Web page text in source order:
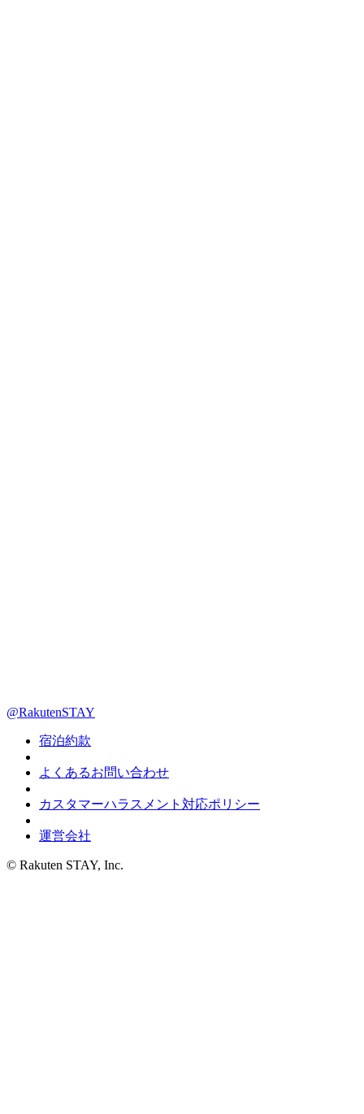
@RakutenSTAY
宿泊約款
よくあるお問い合わせ
カスタマーハラスメント対応ポリシー
運営会社
© Rakuten STAY, Inc.